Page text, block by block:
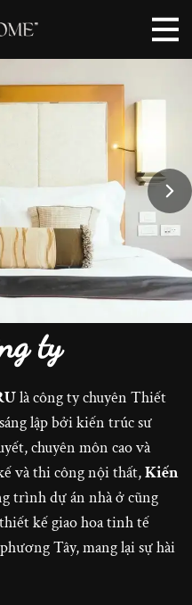
ty
là công ty chuyên Thiết
lập bởi kiến trúc sư
chuyên môn cao và
và thi công nội thất,Kiến
trình dự án nhà ở cũng
kế giao hoa tinh tế
Tây, mang lại sự hài